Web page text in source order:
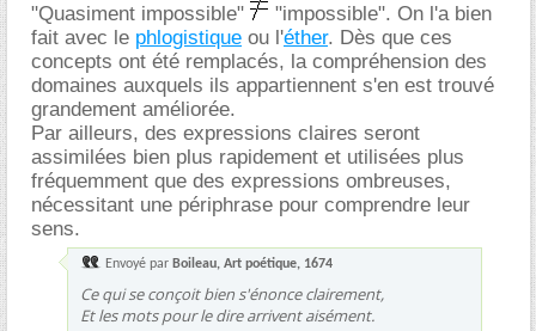
"Quasiment impossible"
"impossible". On l'a bien
fait avec le phlogistique ou l'éther. Dès que ces
concepts ont été remplacés, la compréhension des
domaines auxquels ils appartiennent s'en est trouvé
grandement améliorée.
Par ailleurs, des expressions claires seront
assimilées bien plus rapidement et utilisées plus
fréquemment que des expressions ombreuses,
nécessitant une périphrase pour comprendre leur
sens.
Envoyé par Boileau, Art poétique, 1674
Ce qui se conçoit bien s'énonce clairement,
Et les mots pour le dire arrivent aisément.